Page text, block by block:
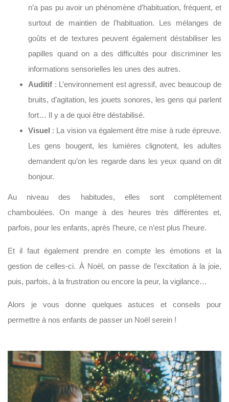
n’a pas pu avoir un phénomène d’habituation, fréquent, et
surtout de maintien de l’habituation. Les mélanges de
goûts et de textures peuvent également déstabiliser les
papilles quand on a des difficultés pour discriminer les
informations sensorielles les unes des autres.
Auditif : L’environnement est agressif, avec beaucoup de
bruits, d’agitation, les jouets sonores, les gens qui parlent
fort… Il y a de quoi être déstabilisé.
Visuel : La vision va également être mise à rude épreuve.
Les gens bougent, les lumières clignotent, les adultes
demandent qu’on les regarde dans les yeux quand on dit
bonjour.
Au niveau des habitudes, elles sont complétement
chamboulées. On mange à des heures très différentes et,
parfois, pour les enfants, après l’heure, ce n’est plus l’heure.
Et il faut également prendre en compte les émotions et la
gestion de celles-ci. À Noël, on passe de l’excitation à la joie,
puis, parfois, à la frustration ou encore la peur, la vigilance…
Alors je vous donne quelques astuces et conseils pour
permettre à nos enfants de passer un Noël serein !